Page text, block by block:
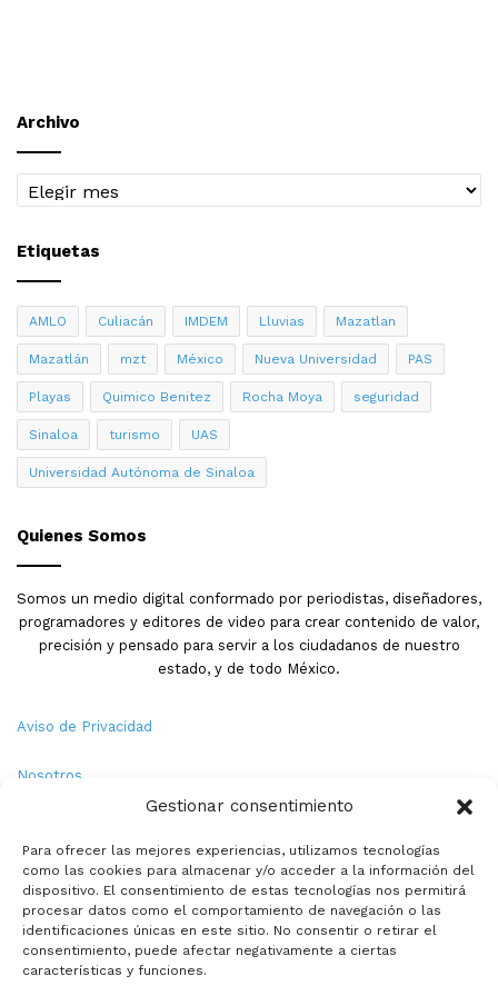
Gestionar consentimiento
Para ofrecer las mejores experiencias, utilizamos tecnologías
como las cookies para almacenar y/o acceder a la información del
dispositivo. El consentimiento de estas tecnologías nos permitirá
procesar datos como el comportamiento de navegación o las
identificaciones únicas en este sitio. No consentir o retirar el
consentimiento, puede afectar negativamente a ciertas
características y funciones.
Archivo
Archivo
Etiquetas
AMLO Culiacán IMDEM Lluvias Mazatlan
Mazatlán mzt México Nueva Universidad PAS
Playas Quimico Benitez Rocha Moya seguridad
Sinaloa turismo UAS
Universidad Autónoma de Sinaloa
Quienes Somos
Somos un medio digital conformado por periodistas, diseñadores,
programadores y editores de video para crear contenido de valor,
precisión y pensado para servir a los ciudadanos de nuestro
estado, y de todo México.
Aviso de Privacidad
Nosotros
Política de Cookies
Contacto